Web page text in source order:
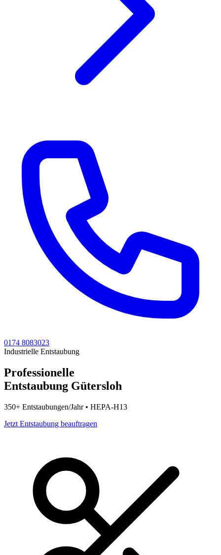
0174 8083023
Industrielle Entstaubung
Professionelle
Entstaubung Gütersloh
350+ Entstaubungen/Jahr • HEPA-H13
Jetzt Entstaubung beauftragen